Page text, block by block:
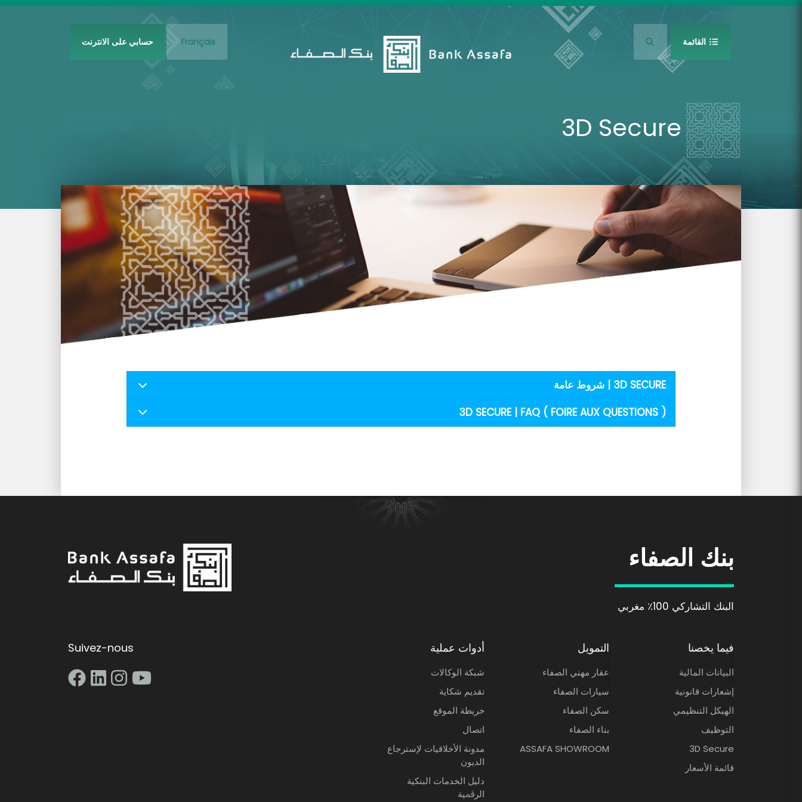
تجاوز إلى المحتوى الرئيسي
القائمة Français حسابي على الانترنت
3D Secure
3D SECURE | شروط عامة
3D SECURE | FAQ ( FOIRE AUX QUESTIONS )
بنك الصفاء
البنك التشاركي 100٪ مغربي
Bank Assafa Banque participative 100% Marocaine
فيما يخصنا
البيانات المالية
إشعارات قانونية
الهيكل التنظيمي
التوظيف
3D Secure
قائمة الأسعار
التمويل
عقار مهني الصفاء
سيارات الصفاء
سكن الصفاء
بناء الصفاء
ASSAFA SHOWROOM
أدوات عملية
شبكة الوكالات
تقديم شكاية
خريطة الموقع
اتصال
مدونة الأخلاقيات لإسترجاع
الديون
ﺩﻟﻴﻞ الخدمات ﺍﻟﺒﻨﻜﻴﺔ
ﺍﻟﺮﳃﻴﺔ
Suivez-nous